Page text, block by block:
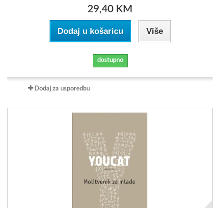
29,40 KM
Dodaj u košaricu Više
dostupno
Dodaj za usporedbu